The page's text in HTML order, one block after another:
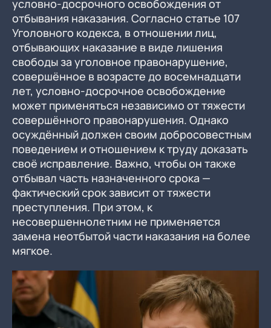
условно-досрочного освобождения от
отбывания наказания. Согласно статье 107
Уголовного кодекса, в отношении лиц,
отбывающих наказание в виде лишения
свободы за уголовное правонарушение,
совершённое в возрасте до восемнадцати
лет, условно-досрочное освобождение
может применяться независимо от тяжести
совершённого правонарушения. Однако
осуждённый должен своим добросовестным
поведением и отношением к труду доказать
своё исправление. Важно, чтобы он также
отбывал часть назначенного срока —
фактический срок зависит от тяжести
преступления. При этом, к
несовершеннолетним не применяется
замена неотбытой части наказания на более
мягкое.